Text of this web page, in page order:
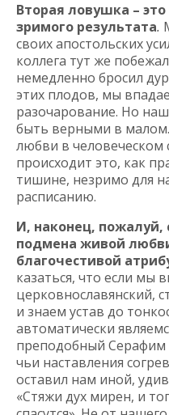
Вторая ловушка –
зримого результата.
своих апостольских
коллега тут же
немедленно бросил
этих плодов, мы
разочарование. Но
быть верными в
любви в человеческом
происходит это, как
тишине, незримо для
расписанию.
И, наконец, пожалуй,
подмена живой
благочестивой
казаться, что если мы
церковнославянский,
и знаем устав до
автоматически
преподобный Серафим
чьи наставления
оставил нам иной,
«Стяжи дух мирен, и